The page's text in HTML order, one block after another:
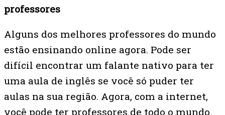
professores
Alguns dos melhores professores do mundo
estão ensinando online agora. Pode ser
difícil encontrar um falante nativo para ter
uma aula de inglês se você só puder ter
aulas na sua região. Agora, com a internet,
você pode ter professores de todo o mundo.